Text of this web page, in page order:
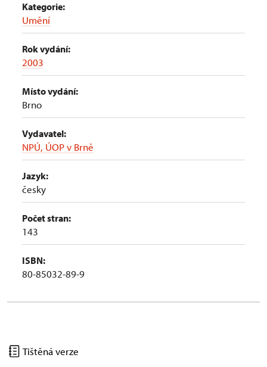
Kategorie:
Umění
Rok vydání:
2003
Místo vydání:
Brno
Vydavatel:
NPÚ, ÚOP v Brně
Jazyk:
česky
Počet stran:
143
ISBN:
80-85032-89-9
Tištěná verze